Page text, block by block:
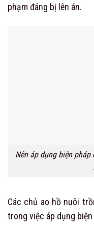
phạm đáng bị lên án.
Nên áp dụng biện
Các chủ ao hồ nuôi
trong việc áp dụng